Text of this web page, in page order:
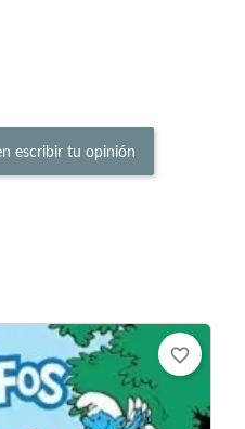
escribir tu opinión
favorite_border